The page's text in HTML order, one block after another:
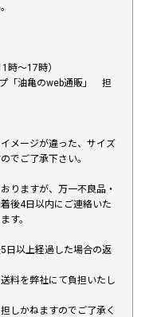
時〜17時）
「油亀のweb通販」 担
メージが違った、サイズ
でご了承下さい。
りますが、万一不良品・
後4日以内にご連絡いた
す。
日以上経過した場合の返
料を弊社にて負担いたし
しかねますのでご了承く